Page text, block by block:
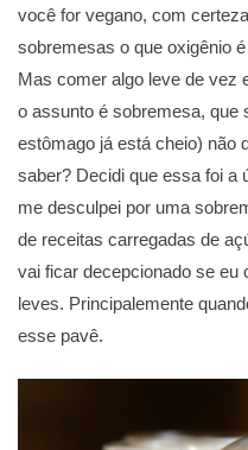
você for vegano, com
sobremesas o que oxigênio
Mas comer algo leve de vez
o assunto é sobremesa, que
estômago já está cheio) não
saber? Decidi que essa foi a
me desculpei por uma
de receitas carregadas de
vai ficar decepcionado se eu
leves. Principalemente
esse pavê.